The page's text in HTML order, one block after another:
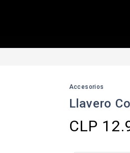
Accesorios
Llavero
CLP